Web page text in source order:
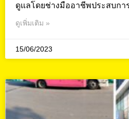
ดูแลโดยช่างมืออาชีพประสบก
ดูเพิ่มเติม »
15/06/2023